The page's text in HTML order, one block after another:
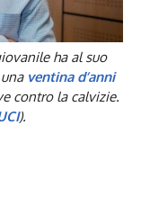
ha al suo
ventina d’anni
contro la calvizie.
).